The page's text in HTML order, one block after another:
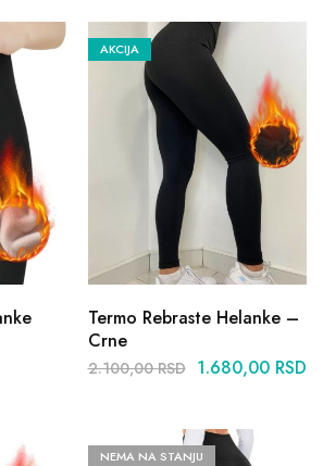
AKCIJA
Termo Rebraste Helanke –
Crne
2.100,00RSD 1.680,00 RSD
NEMA NA STANJU